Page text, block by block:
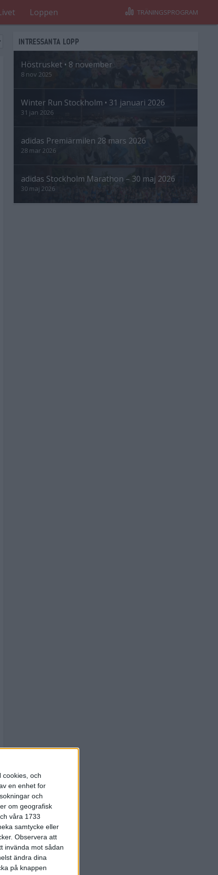
cookies, och
en enhet for
och
om geografisk
våra 1733
samtycke eller
Observera att
invända mot sådan
ändra dina
på knappen
Loppen TRÄNINGSPROGRAM
INTRESSANTA LOPP
Höstrusket • 8 november
8 nov 2025
Winter Run Stockholm • 31 januari 2026
31 jan 2026
adidas Premiärmilen 28 mars 2026
28 mar 2026
adidas Stockholm Marathon – 30 maj 2026
30 maj 2026